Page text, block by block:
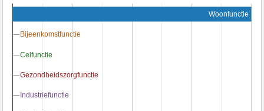
Woonfunctie
Bijeenkomstfunctie
Bijeenkomstfunctie
Celfunctie
Celfunctie
Gezondheidszorgfunctie
Gezondheidszorgfunctie
Industriefunctie
Industriefunctie